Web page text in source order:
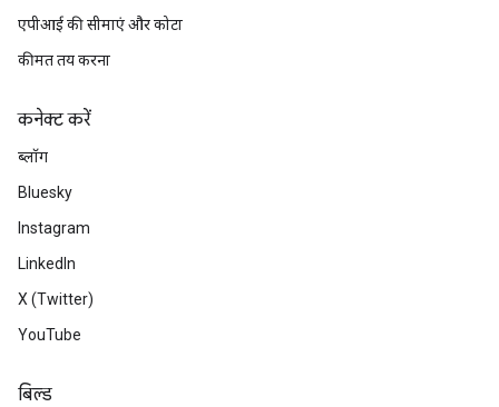
एपीआई की सीमाएं और कोटा
कीमत तय करना
कनेक्ट करें
ब्लॉग
Bluesky
Instagram
LinkedIn
X (Twitter)
YouTube
बिल्ड